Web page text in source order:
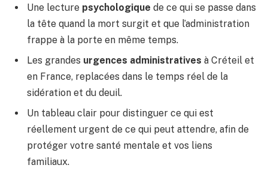
Une lecture psychologique de ce qui se passe dans
la tête quand la mort surgit et que l’administration
frappe à la porte en même temps.
Les grandes urgences administratives à Créteil et
en France, replacées dans le temps réel de la
sidération et du deuil.
Un tableau clair pour distinguer ce qui est
réellement urgent de ce qui peut attendre, afin de
protéger votre santé mentale et vos liens
familiaux.